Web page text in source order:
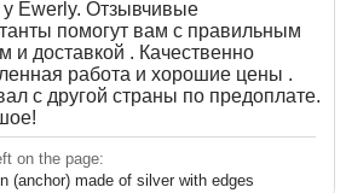
у Ewerly. Отзывчивые
помогут вам с правильным
и доставкой . Качественно
работа и хорошие цены .
с другой страны по предоплате.
on the page:
(anchor) made of silver with edges